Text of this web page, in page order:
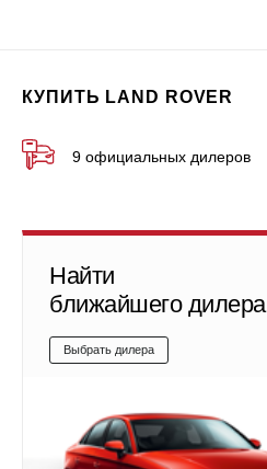
КУПИТЬ LAND ROVER
9 официальных дилеров
Найти
ближайшего дилера
Выбрать дилера